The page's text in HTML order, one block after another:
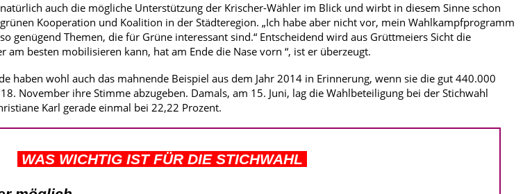
auch die mögliche Unterstützung der Krischer-Wähler im Blick und wirbt in diesem Sinne schon
Kooperation und Koalition in der Städteregion. „Ich habe aber nicht vor, mein Wahlkampfprogramm
genügend Themen, die für Grüne interessant sind.“ Entscheidend wird aus Grüttmeiers Sicht die
am besten mobilisieren kann, hat am Ende die Nase vorn “, ist er überzeugt.
haben wohl auch das mahnende Beispiel aus dem Jahr 2014 in Erinnerung, wenn sie die gut 440.000
November ihre Stimme abzugeben. Damals, am 15. Juni, lag die Wahlbeteiligung bei der Stichwahl
Karl gerade einmal bei 22,22 Prozent.
WAS WICHTIG IST FÜR DIE STICHWAHL